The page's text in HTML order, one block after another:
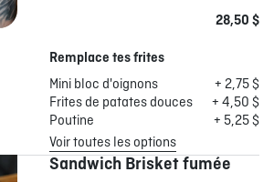
28,50 $
Remplace tes frites
Mini bloc d'oignons
+ 2,75 $
Frites de patates douces
+ 4,50 $
Poutine
+ 5,25 $
Voir toutes les options
Sandwich Brisket fumée